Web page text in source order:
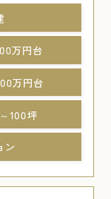
万円台
万円台
100坪
ン